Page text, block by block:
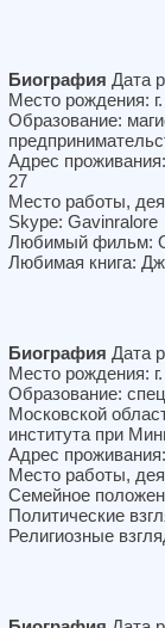
Биография Дата
Место рождения:
Образование:
Адрес
27
Место работы,
Skype: Gavinralore
Любимый фильм:
Любимая книга:
Биография Дата
Место рождения:
Образование:
Московской
института при
Адрес
Место работы,
Семейное
Политические
Религиозные